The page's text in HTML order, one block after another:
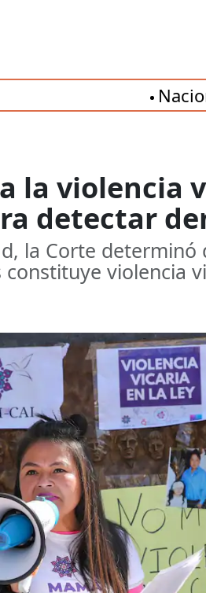
la
detectar
la Corte determinó
constituye violencia